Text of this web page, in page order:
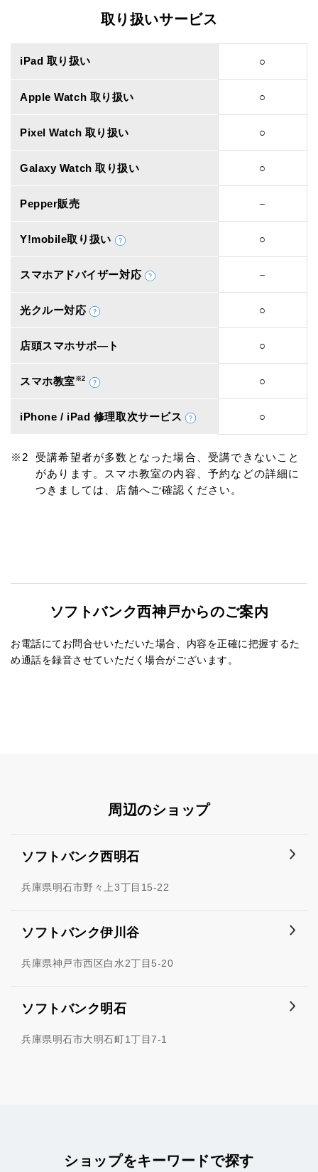
取り扱いサービス
iPad 取り扱い ○
Apple Watch 取り扱い ○
Pixel Watch 取り扱い ○
Galaxy Watch 取り扱い ○
Pepper販売 －
Y!mobile取り扱い ○
スマホアドバイザー対応 －
光クルー対応 ○
店頭スマホサポ―ト ○
スマホ教室 ※2 ○
iPhone / iPad 修理取次サービス ○
受講希望者が多数となった場合、受講できないこと
があります。スマホ教室の内容、予約などの詳細に
つきましては、店舗へご確認ください。
ソフトバンク西神戸からのご案内
お電話にてお問合せいただいた場合、内容を正確に把握するた
め通話を録音させていただく場合がございます。
周辺のショップ
ソフトバンク西明石
兵庫県明石市野々上3丁目15-22
ソフトバンク伊川谷
兵庫県神戸市西区白水2丁目5-20
ソフトバンク明石
兵庫県明石市大明石町1丁目7-1
ショップをキーワードで探す